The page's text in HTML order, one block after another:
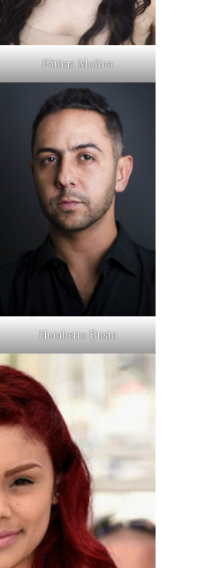
Fátima Molina
Humberto Busto